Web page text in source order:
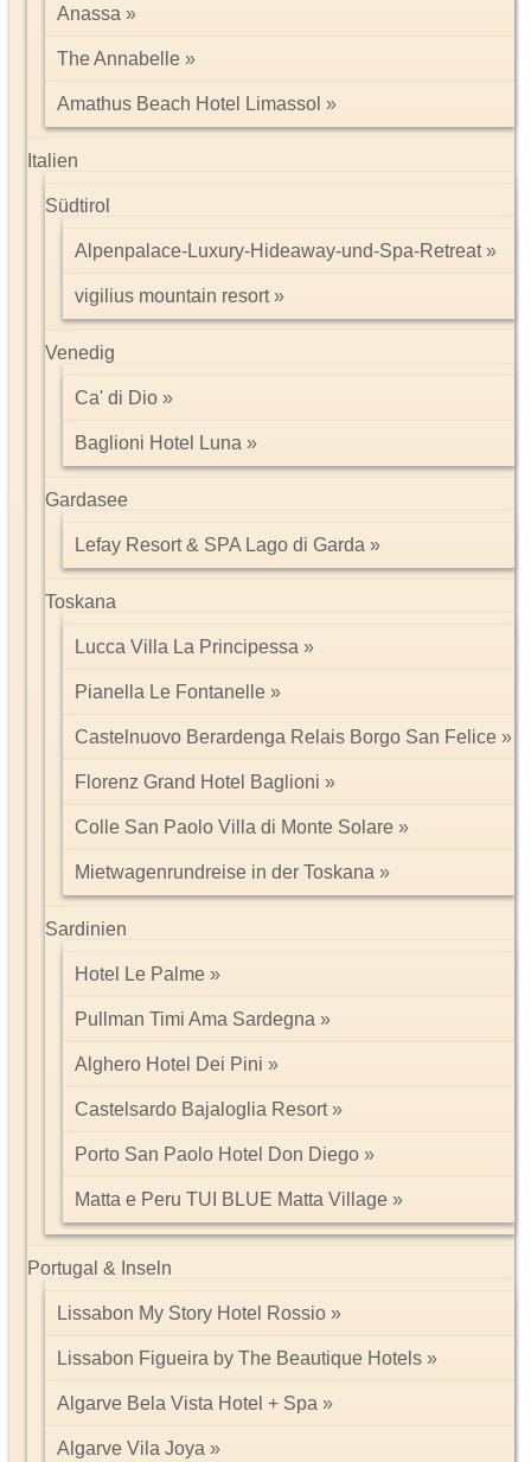
Anassa
The Annabelle
Amathus Beach Hotel Limassol
Italien
Südtirol
Alpenpalace-Luxury-Hideaway-und-Spa-Retreat
vigilius mountain resort
Venedig
Ca' di Dio
Baglioni Hotel Luna
Gardasee
Lefay Resort & SPA Lago di Garda
Toskana
Lucca Villa La Principessa
Pianella Le Fontanelle
Castelnuovo Berardenga Relais Borgo San Felice
Florenz Grand Hotel Baglioni
Colle San Paolo Villa di Monte Solare
Mietwagenrundreise in der Toskana
Sardinien
Hotel Le Palme
Pullman Timi Ama Sardegna
Alghero Hotel Dei Pini
Castelsardo Bajaloglia Resort
Porto San Paolo Hotel Don Diego
Matta e Peru TUI BLUE Matta Village
Portugal & Inseln
Lissabon My Story Hotel Rossio
Lissabon Figueira by The Beautique Hotels
Algarve Bela Vista Hotel + Spa
Algarve Vila Joya